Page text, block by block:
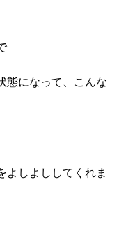
態になって、こんな
よしよししてくれま